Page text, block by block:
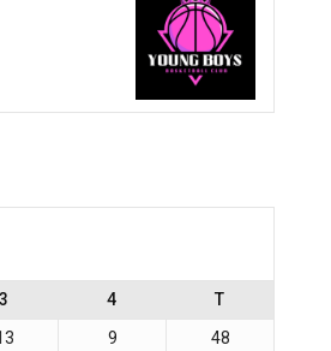
3 4
T
9
48